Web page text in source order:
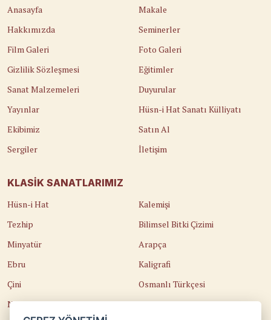
Anasayfa
Hakkımızda
Film Galeri
Gizlilik Sözleşmesi
Sanat Malzemeleri
Yayınlar
Ekibimiz
Sergiler
Makale
Seminerler
Foto Galeri
Eğitimler
Duyurular
Hüsn-i Hat Sanatı Külliyatı
Satın Al
İletişim
KLASIK SANATLARIMIZ
Hüsn-i Hat
Tezhip
Minyatür
Ebru
Çini
Naht
Kalemişi
Bilimsel Bitki Çizimi
Arapça
Kaligrafi
Osmanlı Türkçesi
Edirnekari